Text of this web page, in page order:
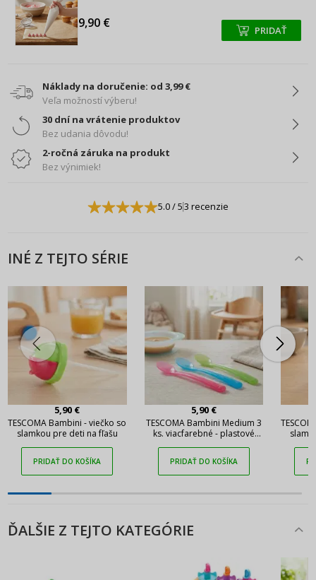
9,90 € +
+ PRIDAŤ
Náklady na doručenie: od 3,99 €
Veľa možností výberu!
30 dní na vrátenie produktov
Bez udania dôvodu!
2-ročná záruka na produkt
Bez výnimiek!
5.0/ 53 recenzie
INÉ Z TEJTO SÉRIE
5,90 €
TESCOMA Bambini - viečko so
slamkou pre deti na fľašu
PRIDAŤ DO KOŠÍKA
5,90 €
TESCOMA Bambini Medium 3
ks. viacfarebné - plastové
PRIDAŤ DO KOŠÍKA
ĎALŠIE Z TEJTO KATEGÓRIE